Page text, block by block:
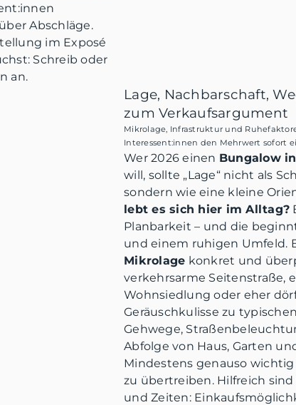
Abschläge.
im Exposé
Schreib oder
an.
Lage, Nachbarschaft,
zum Verkaufsargument
Mikrolage, Infrastruktur und
Interessent:innen den Mehrwert sofort
Wer 2026 einen Bungalow
will, sollte „Lage“ nicht als
sondern wie eine kleine
lebt es sich hier im Alltag?
Planbarkeit – und die
und einem ruhigen Umfeld.
Mikrolage konkret und
verkehrsarme Seitenstraße,
Wohnsiedlung oder eher
Geräuschkulisse zu
Gehwege,
Abfolge von Haus, Garten
Mindestens genauso wichtig
zu übertreiben. Hilfreich
und Zeiten: